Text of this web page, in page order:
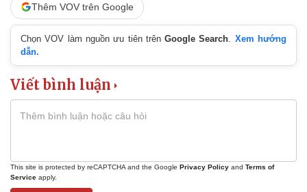
Thêm VOV trên Google
Chọn VOV làm nguồn ưu tiên trênGoogle Search
Xem hướng
dẫn.
Viết bình luận
This site is protected by reCAPTCHA and the Google Privacy Policy and Terms of
Service apply.